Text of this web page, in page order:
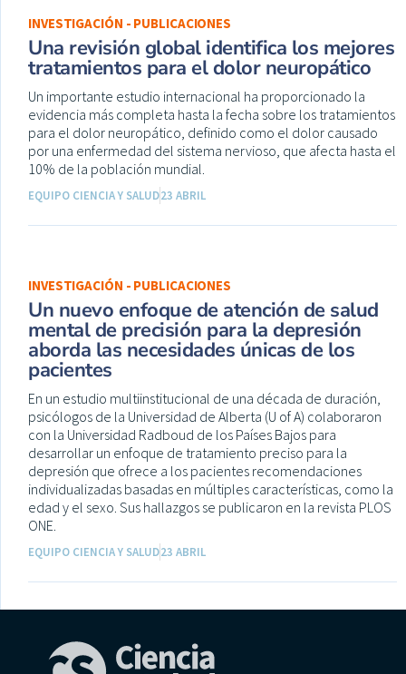
INVESTIGACIÓN - PUBLICACIONES
Una revisión global identifica los mejores
tratamientos para el dolor neuropático
Un importante estudio internacional ha proporcionado la
evidencia más completa hasta la fecha sobre los tratamientos
para el dolor neuropático, definido como el dolor causado
por una enfermedad del sistema nervioso, que afecta hasta el
10% de la población mundial.
EQUIPO CIENCIA Y SALUD23 ABRIL
INVESTIGACIÓN - PUBLICACIONES
Un nuevo enfoque de atención de salud
mental de precisión para la depresión
aborda las necesidades únicas de los
pacientes
En un estudio multiinstitucional de una década de duración,
psicólogos de la Universidad de Alberta (U of A) colaboraron
con la Universidad Radboud de los Países Bajos para
desarrollar un enfoque de tratamiento preciso para la
depresión que ofrece a los pacientes recomendaciones
individualizadas basadas en múltiples características, como la
edad y el sexo. Sus hallazgos se publicaron en la revista PLOS
ONE.
EQUIPO CIENCIA Y SALUD23 ABRIL